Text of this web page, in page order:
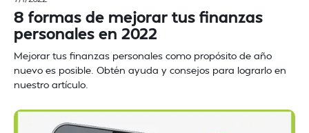
8 formas de mejorar tus finanzas
personales en 2022
Mejorar tus finanzas personales como propósito de año
nuevo es posible. Obtén ayuda y consejos para lograrlo en
nuestro artículo.